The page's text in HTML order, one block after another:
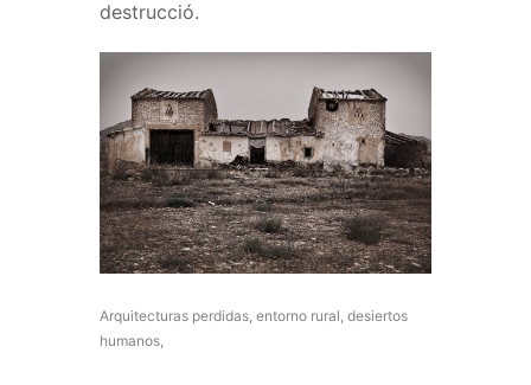
destrucció.
Arquitecturas perdidas, entorno rural, desiertos
humanos,